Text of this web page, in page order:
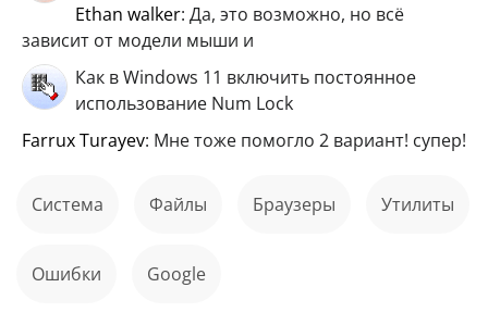
ethan walker: Да, это возможно, но всё
зависит от модели мыши и
Как в Windows 11 включить постоянное
использование Num Lock
Farrux Turayev: Мне тоже помогло 2 вариант! супер!
Система файлы Браузеры Утилиты
ошибки Google